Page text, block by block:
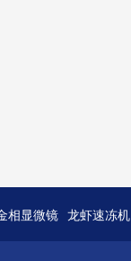
相显微镜 龙虾速冻机